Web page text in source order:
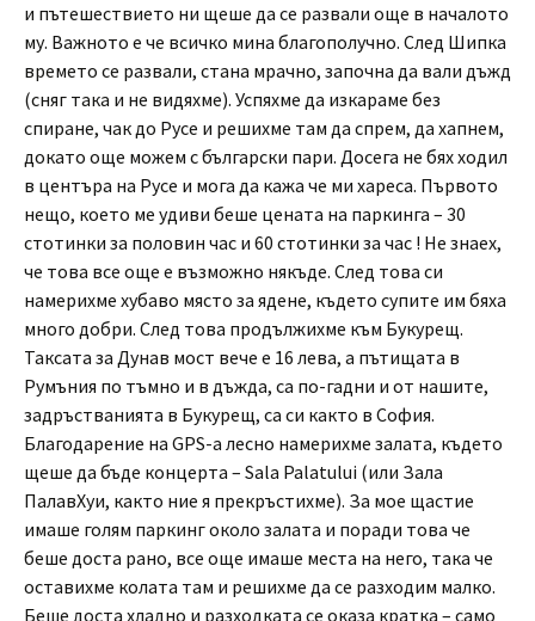
и пътешествието ни щеше да се развали още в началото
му. Важното е че всичко мина благополучно. След Шипка
времето се развали, стана мрачно, започна да вали дъжд
(сняг така и не видяхме). Успяхме да изкараме без
спиране, чак до Русе и решихме там да спрем, да хапнем,
докато още можем с български пари. Досега не бях ходил
в центъра на Русе и мога да кажа че ми хареса. Първото
нещо, което ме удиви беше цената на паркинга – 30
стотинки за половин час и 60 стотинки за час ! Не знаех,
че това все още е възможно някъде. След това си
намерихме хубаво място за ядене, където супите им бяха
много добри. След това продължихме към Букурещ.
Таксата за Дунав мост вече е 16 лева, а пътищата в
Румъния по тъмно и в дъжда, са по-гадни и от нашите,
задръстванията в Букурещ, са си както в София.
Благодарение на GPS-а лесно намерихме залата, където
щеше да бъде концерта – Sala Palatului (или Зала
ПалавХуи, както ние я прекръстихме). За мое щастие
имаше голям паркинг около залата и поради това че
беше доста рано, все още имаше места на него, така че
оставихме колата там и решихме да се разходим малко.
Беше доста хладно и разходката се оказа кратка – само